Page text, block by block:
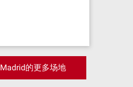
Madrid的更多场地